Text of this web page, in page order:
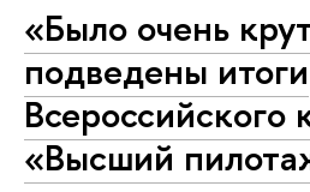
«Было очень
подведены итоги
Всероссийского
«Высший